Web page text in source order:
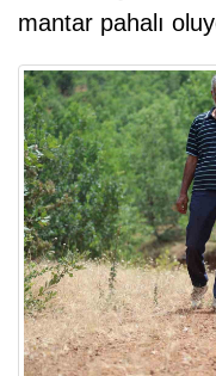
mantar pahalı